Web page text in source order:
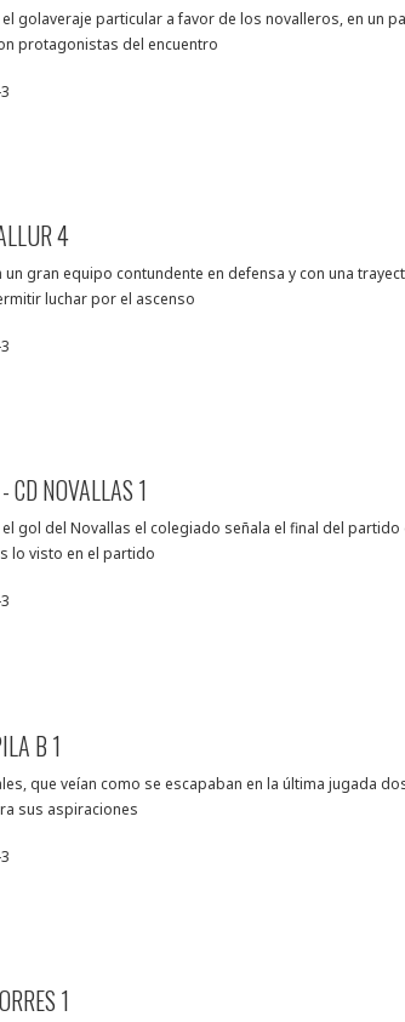
golaveraje particular a favor de los novalleros, en un
protagonistas del encuentro
4
gran equipo contundente en defensa y con una
luchar por el ascenso
CD NOVALLAS 1
gol del Novallas el colegiado señala el final del partido
lo visto en el partido
B 1
que veían como se escapaban en la última jugada
sus aspiraciones
1